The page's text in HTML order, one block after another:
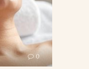
0